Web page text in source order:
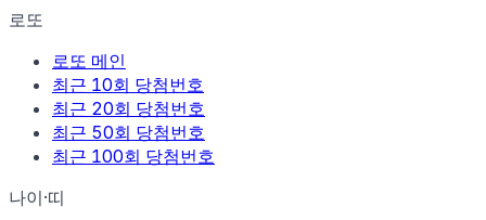
로또
로또 메인
최근 10회 당첨번호
최근 20회 당첨번호
최근 50회 당첨번호
최근 100회 당첨번호
나이·띠